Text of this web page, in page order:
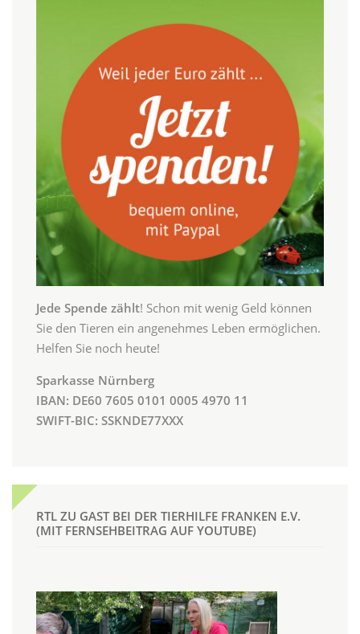
Jede Spende zählt! Schon mit wenig Geld können
Sie den Tieren ein angenehmes Leben ermöglichen.
Helfen Sie noch heute!
Sparkasse Nürnberg
IBAN: DE60 7605 0101 0005 4970 11
SWIFT-BIC: SSKNDE77XXX
RTL ZU GAST BEI DER TIERHILFE FRANKEN E.V.
(MIT FERNSEHBEITRAG AUF YOUTUBE)